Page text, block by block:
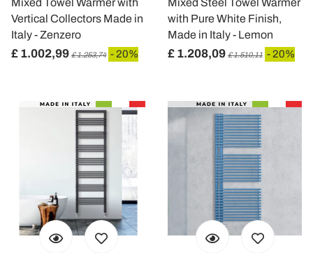
nostri partner che si occupano di analisi dei dati web,
pubblicità e social media, i quali potrebbero combinarle
con altre informazioni che ha fornito loro o che hanno
Mixed Towel Warmer with
Vertical Collectors Made in
Italy - Zenzero
£ 1.002,99 £ 1.253,74 - 20%
Mixed Steel Towel Warmer
with Pure White Finish,
Made in Italy - Lemon
£ 1.208,09 £ 1.510,11 - 20%